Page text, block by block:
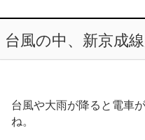
台風の中、新京成
台風や大雨が降ると電車
ね。